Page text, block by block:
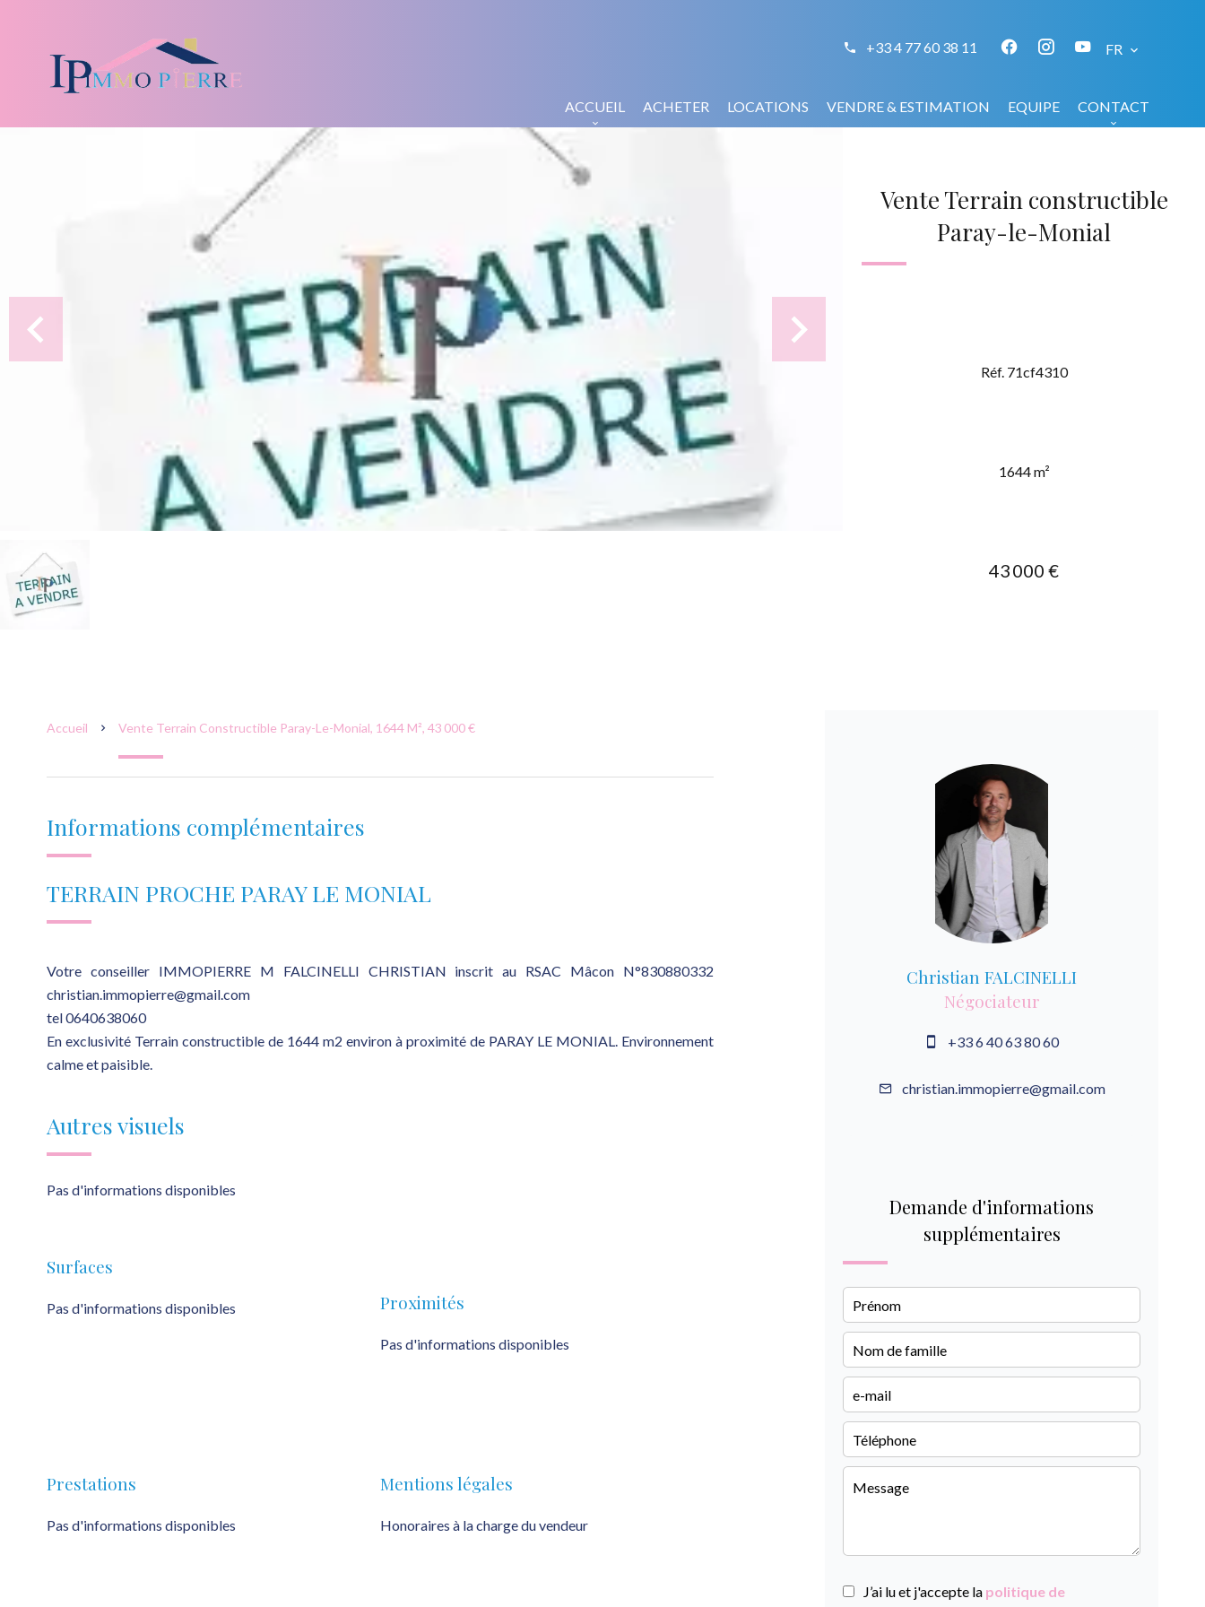
+33 4 77 60 38 11 FR
ACCUEIL ACHETER LOCATIONS VENDRE & ESTIMATION EQUIPE CONTACT
Vente Terrain constructible
Paray-le-Monial
Réf. 71cf4310
1644 m²
43 000 €
Accueil Vente Terrain Constructible Paray-Le-Monial, 1644 M², 43 000 €
Informations complémentaires
TERRAIN PROCHE PARAY LE MONIAL
Votre conseiller IMMOPIERRE M FALCINELLI CHRISTIAN inscrit au RSAC Mâcon N°830880332
christian.immopierre@gmail.com
tel 0640638060
En exclusivité Terrain constructible de 1644 m2 environ à proximité de PARAY LE MONIAL. Environnement
calme et paisible.
Autres visuels
Pas d'informations disponibles
Surfaces
Pas d'informations disponibles Proximités
Pas d'informations disponibles
Prestations
Pas d'informations disponibles
Mentions légales
Honoraires à la charge du vendeur
Christian FALCINELLI
Négociateur
+33 6 40 63 80 60
christian.immopierre@gmail.com
Demande d'informations
supplémentaires
J’ai lu et j'accepte la politique de